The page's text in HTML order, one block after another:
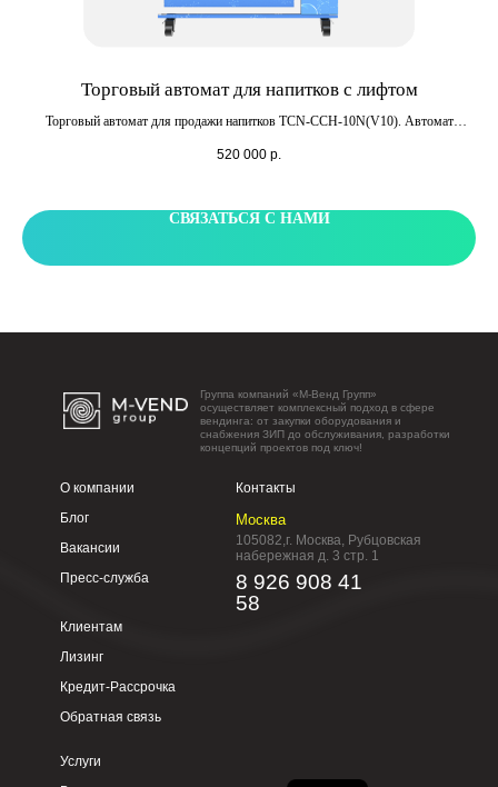
Торговый автомат для напитков с лифтом
Торговый автомат для продажи напитков TCN-CCH-10N(V10). Автомат
вместить до 500 единиц продукции.
520 000 р.
СВЯЗАТЬСЯ С НАМИ
Группа компаний «М-Венд Групп»
осуществляет комплексный подход в сфере
вендинга: от закупки оборудования и
снабжения ЗИП до обслуживания, разработки
концепций проектов под ключ!
О компании
Блог
Вакансии
Пресс-служба
Контакты
Клиентам
Лизинг
Кредит-Рассрочка
Обратная связь
Москва
105082,г. Москва, Рубцовская
набережная д. 3 стр. 1
8 926 908 41
58
Услуги